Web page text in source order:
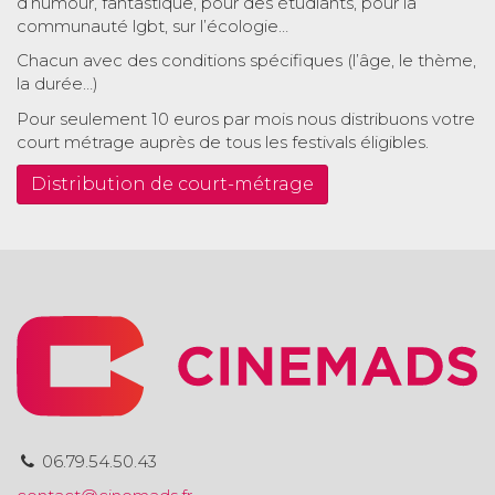
communauté lgbt, sur l’écologie…
Chacun avec des conditions spécifiques (l’âge, le thème,
la durée…)
Pour seulement 10 euros par mois nous distribuons votre
court métrage auprès de tous les festivals éligibles.
Distribution de court-métrage
06.79.54.50.43